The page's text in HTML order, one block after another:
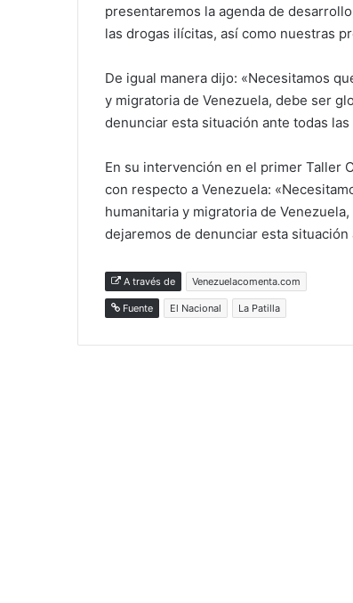
presentaremos la agenda de
las drogas ilícitas, así como nuestras
De igual manera dijo: «Necesitamos
y migratoria de Venezuela, debe ser
denunciar esta situación ante todas
En su intervención en el primer Taller
con respecto a Venezuela:
humanitaria y migratoria de
dejaremos de denunciar esta
A través de Venezuelacomenta.com
Fuente El Nacional La Patilla